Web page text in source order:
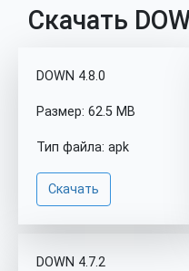
Скачать
DOWN 4.8.0
Размер: 62.5 MB
Тип файла: apk
Скачать
DOWN 4.7.2